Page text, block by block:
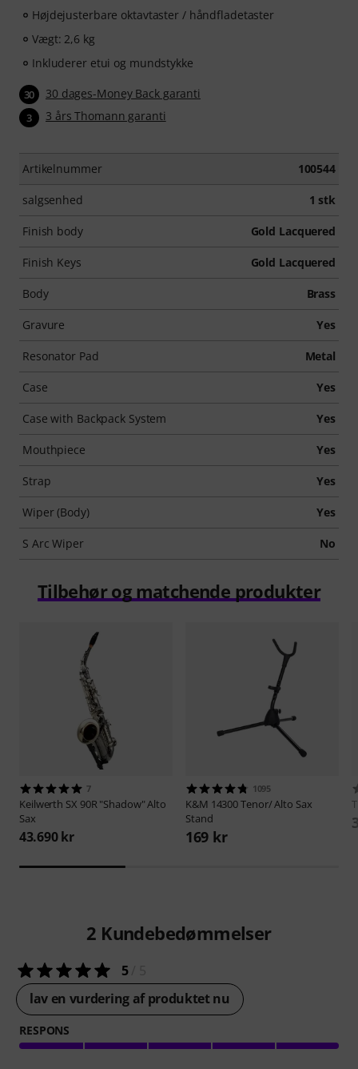
Højdejusterbare oktavtaster / håndfladetaster
Vægt: 2,6 kg
Inkluderer etui og mundstykke
30 30 dages-Money Back garanti
3 3 års Thomann garanti
Artikelnummer 100544
salgsenhed 1 stk
Finish body Gold Lacquered
Finish Keys Gold Lacquered
Body Brass
Gravure Yes
Resonator Pad Metal
Case Yes
Case with Backpack System Yes
Mouthpiece Yes
Strap Yes
Wiper (Body) Yes
S Arc Wiper No
Tilbehør og matchende produkter
7
Keilwerth SX 90R "Shadow" Alto
Sax
43.690 kr
1095
K&M 14300 Tenor/ Alto Sax
Stand
169 kr
2 Kundebedømmelser
5/ 5
lav en vurdering af produktet nu
RESPONS